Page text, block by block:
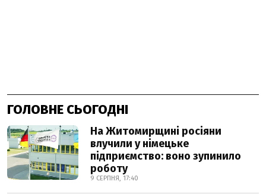
ГОЛОВНЕ СЬОГОДНІ
На Житомирщині росіяни
влучили у німецьке
підприємство: воно зупинило
роботу
9 СЕРПНЯ, 17:40